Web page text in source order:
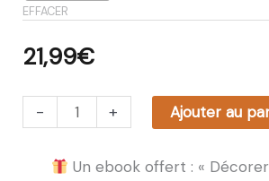
EFFACER
21,99€
- + Ajouter au
Un ebook offert : «